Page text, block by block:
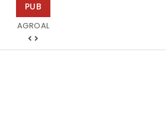
PUB
AGROAL
Abreu Advogados